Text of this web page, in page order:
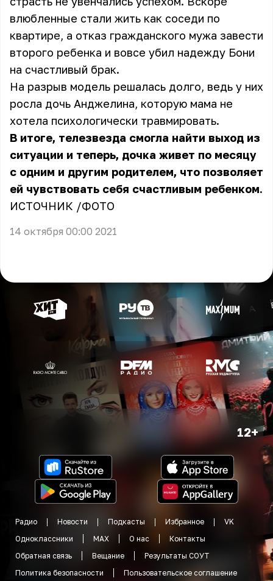
влюбленные стали жить как соседи по
квартире, а отказ гражданского мужа завести
второго ребенка и вовсе убил надежду Бони
на счастливый брак.
На разрыв модель решалась долго, ведь у них
росла дочь Анджелина, которую мама не
хотела психологически травмировать.
В итоге, телезвезда смогла найти выход из
ситуации и теперь, дочка живет по месяцу
с одним и другим родителем, что позволяет
ей чувствовать себя счастливым ребенком.
ИСТОЧНИК /ФОТО
14 октября 00:00 2021
12+
Радио Новости Подкасты Избранное
VK
Одноклассники
MAX О нас
Контакты
Обратная связь
Вещание
Результаты СОУТ
Политика безопасности
Пользовательское соглашение